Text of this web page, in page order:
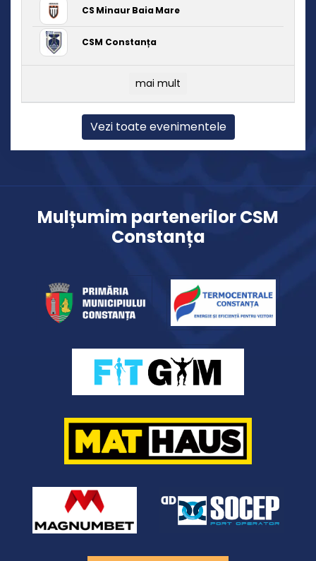
CS Minaur Baia Mare
CSM Constanța
mai mult
Vezi toate evenimentele
Mulțumim partenerilor CSM
Constanța